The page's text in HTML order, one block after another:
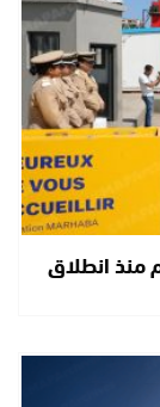
منذ انطلاق